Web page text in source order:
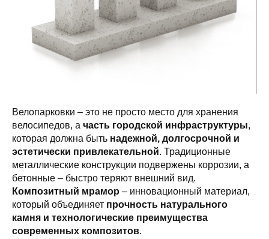
Велопарковки – это не просто место для хранения
велосипедов, а часть городской инфраструктуры,
которая должна быть надежной, долгосрочной и
эстетически привлекательной. Традиционные
металлические конструкции подвержены коррозии, а
бетонные – быстро теряют внешний вид.
Композитный мрамор – инновационный материал,
который объединяет прочность натурального
камня и технологические преимущества
современных композитов.